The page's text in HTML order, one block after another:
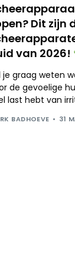
Dit zijn
van 2026!
je graag weten
de gevoelige
last hebt van
BADHOEVE 31